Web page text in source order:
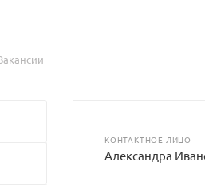
КОНТАКТНОЕ ЛИЦО
Александра